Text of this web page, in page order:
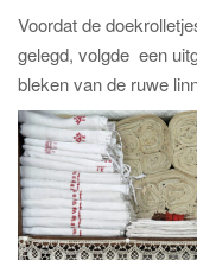
Voordat de
gelegd, volgde een
bleken van de ruwe